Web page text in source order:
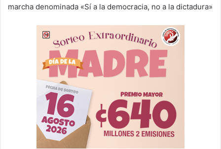
marcha denominada «Sí a la democracia, no a la dictadura»